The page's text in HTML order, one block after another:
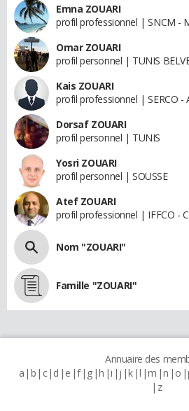
Emna ZOUARI
profil professionnel | SNCM -
Omar ZOUARI
profil personnel | TUNIS
Kais ZOUARI
profil professionnel | SERCO -
Dorsaf ZOUARI
profil personnel | TUNIS
Yosri ZOUARI
profil personnel | SOUSSE
Atef ZOUARI
profil professionnel | IFFCO -
Nom "ZOUARI"
Famille "ZOUARI"
Annuaire des
a b c d e f g h i j k l m n o
z